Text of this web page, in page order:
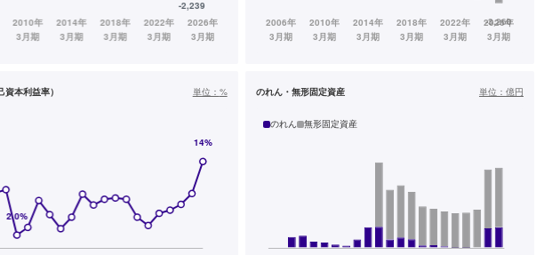
資本利益率） 単位： % のれん・無形固定資産 単位： 億円
のれん 無形固定資産